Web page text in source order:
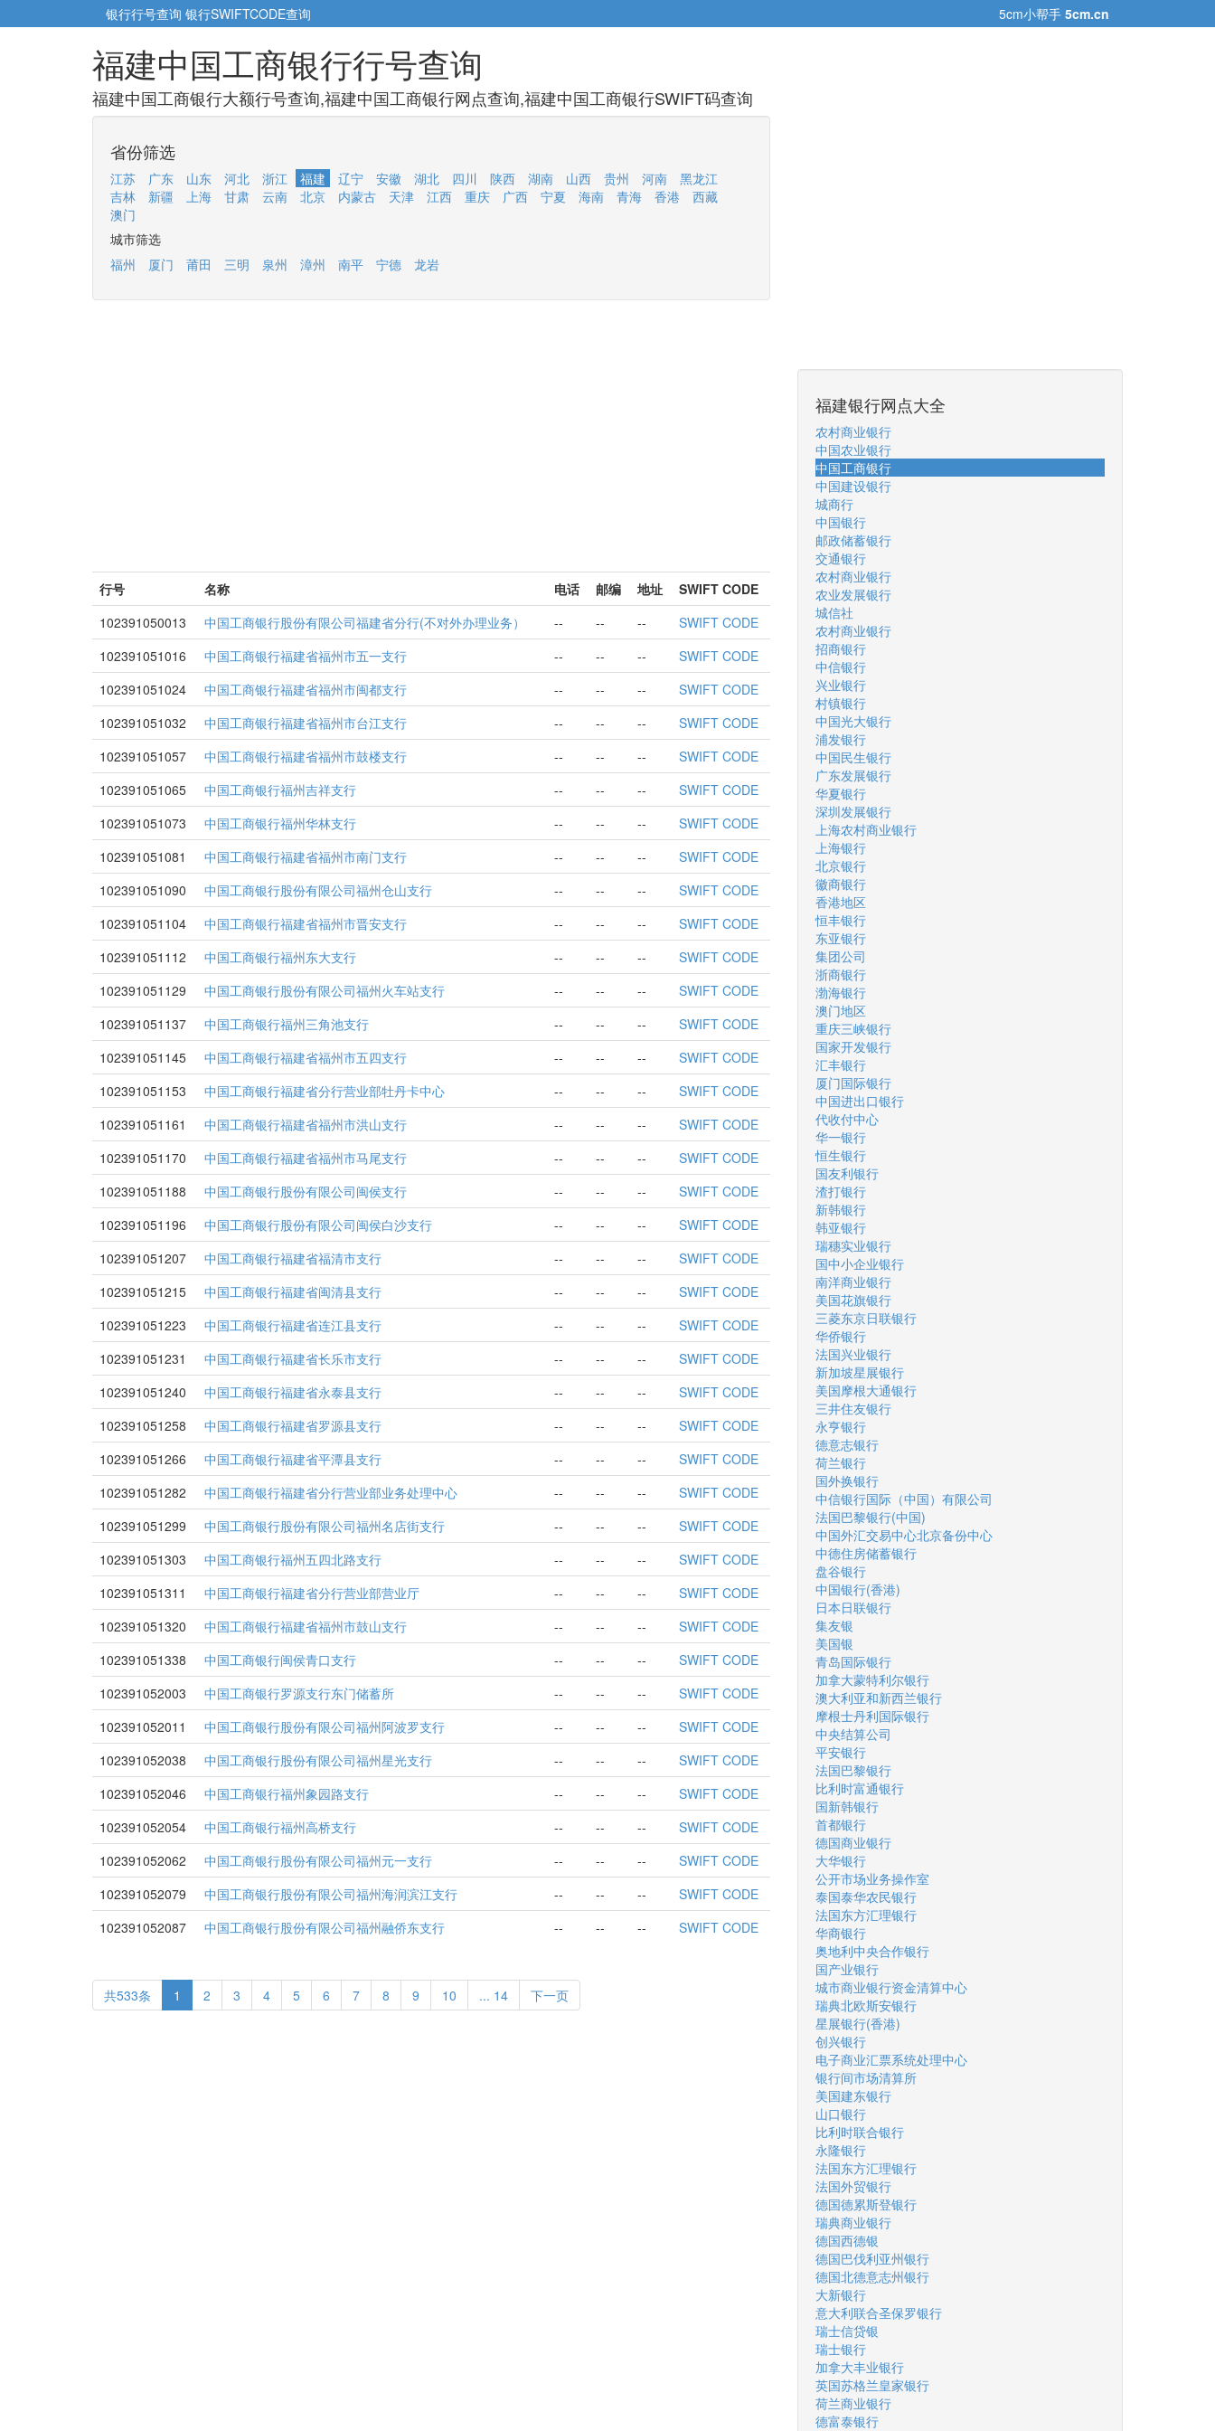
银行行号查询 银行SWIFTCODE查询 5cm小帮手 5cm.cn
福建中国工商银行行号查询
福建中国工商银行大额行号查询,福建中国工商银行网点查询,福建中国工商银行SWIFT码查询
省份筛选
江苏 广东 山东 河北 浙江 福建 辽宁 安徽 湖北 四川 陕西 湖南 山西 贵州 河南
黑龙江
吉林
新疆 上海 甘肃 云南 北京 内蒙古 天津 江西 重庆 广西 宁夏 海南 青海 香港
西藏
澳门
城市筛选
福州
厦门 莆田 三明 泉州 漳州 南平 宁德 龙岩
行号 名称 电话 邮编 地址
SWIFT CODE
102391050013
中国工商银行股份有限公司福建省分行(不对外办理业务） -- -- --
SWIFT CODE
102391051016
中国工商银行福建省福州市五一支行 -- -- --
SWIFT CODE
102391051024
中国工商银行福建省福州市闽都支行 -- -- --
SWIFT CODE
102391051032
中国工商银行福建省福州市台江支行 -- -- --
SWIFT CODE
102391051057
中国工商银行福建省福州市鼓楼支行 -- -- --
SWIFT CODE
102391051065
中国工商银行福州吉祥支行 -- -- --
SWIFT CODE
102391051073
中国工商银行福州华林支行 -- -- --
SWIFT CODE
102391051081
中国工商银行福建省福州市南门支行 -- -- --
SWIFT CODE
102391051090
中国工商银行股份有限公司福州仓山支行 -- -- --
SWIFT CODE
102391051104
中国工商银行福建省福州市晋安支行 -- -- --
SWIFT CODE
102391051112
中国工商银行福州东大支行 -- -- --
SWIFT CODE
102391051129
中国工商银行股份有限公司福州火车站支行 -- -- --
SWIFT CODE
102391051137
中国工商银行福州三角池支行 -- -- --
SWIFT CODE
102391051145
中国工商银行福建省福州市五四支行 -- -- --
SWIFT CODE
102391051153
中国工商银行福建省分行营业部牡丹卡中心 -- -- --
SWIFT CODE
102391051161
中国工商银行福建省福州市洪山支行 -- -- --
SWIFT CODE
102391051170
中国工商银行福建省福州市马尾支行 -- -- --
SWIFT CODE
102391051188
中国工商银行股份有限公司闽侯支行 -- -- --
SWIFT CODE
102391051196
中国工商银行股份有限公司闽侯白沙支行 -- -- --
SWIFT CODE
102391051207
中国工商银行福建省福清市支行 -- -- --
SWIFT CODE
102391051215
中国工商银行福建省闽清县支行 -- -- --
SWIFT CODE
102391051223
中国工商银行福建省连江县支行 -- -- --
SWIFT CODE
102391051231
中国工商银行福建省长乐市支行 -- -- --
SWIFT CODE
102391051240
中国工商银行福建省永泰县支行 -- -- --
SWIFT CODE
102391051258
中国工商银行福建省罗源县支行 -- -- --
SWIFT CODE
102391051266
中国工商银行福建省平潭县支行 -- -- --
SWIFT CODE
102391051282
中国工商银行福建省分行营业部业务处理中心 -- -- --
SWIFT CODE
102391051299
中国工商银行股份有限公司福州名店街支行 -- -- --
SWIFT CODE
102391051303
中国工商银行福州五四北路支行 -- -- --
SWIFT CODE
102391051311
中国工商银行福建省分行营业部营业厅 -- -- --
SWIFT CODE
102391051320
中国工商银行福建省福州市鼓山支行 -- -- --
SWIFT CODE
102391051338
中国工商银行闽侯青口支行 -- -- --
SWIFT CODE
102391052003
中国工商银行罗源支行东门储蓄所 -- -- --
SWIFT CODE
102391052011
中国工商银行股份有限公司福州阿波罗支行 -- -- --
SWIFT CODE
102391052038
中国工商银行股份有限公司福州星光支行 -- -- --
SWIFT CODE
102391052046
中国工商银行福州象园路支行 -- -- --
SWIFT CODE
102391052054
中国工商银行福州高桥支行 -- -- --
SWIFT CODE
102391052062
中国工商银行股份有限公司福州元一支行 -- -- --
SWIFT CODE
102391052079
中国工商银行股份有限公司福州海润滨江支行 -- -- --
SWIFT CODE
102391052087
中国工商银行股份有限公司福州融侨东支行 -- -- -- SWIFT CODE
共533条 1 2 3 4 5 6 7 8 9 10 ... 14 下一页
福建银行网点大全
农村商业银行
中国农业银行
中国工商银行
中国建设银行
城商行
中国银行
邮政储蓄银行
交通银行
农村商业银行
农业发展银行
城信社
农村商业银行
招商银行
中信银行
兴业银行
村镇银行
中国光大银行
浦发银行
中国民生银行
广东发展银行
华夏银行
深圳发展银行
上海农村商业银行
上海银行
北京银行
徽商银行
香港地区
恒丰银行
东亚银行
集团公司
浙商银行
渤海银行
澳门地区
重庆三峡银行
国家开发银行
汇丰银行
厦门国际银行
中国进出口银行
代收付中心
华一银行
恒生银行
国友利银行
渣打银行
新韩银行
韩亚银行
瑞穗实业银行
国中小企业银行
南洋商业银行
美国花旗银行
三菱东京日联银行
华侨银行
法国兴业银行
新加坡星展银行
美国摩根大通银行
三井住友银行
永亨银行
德意志银行
荷兰银行
国外换银行
中信银行国际（中国）有限公司
法国巴黎银行(中国)
中国外汇交易中心北京备份中心
中德住房储蓄银行
盘谷银行
中国银行(香港)
日本日联银行
集友银
美国银
青岛国际银行
加拿大蒙特利尔银行
澳大利亚和新西兰银行
摩根士丹利国际银行
中央结算公司
平安银行
法国巴黎银行
比利时富通银行
国新韩银行
首都银行
德国商业银行
大华银行
公开市场业务操作室
泰国泰华农民银行
法国东方汇理银行
华商银行
奥地利中央合作银行
国产业银行
城市商业银行资金清算中心
瑞典北欧斯安银行
星展银行(香港)
创兴银行
电子商业汇票系统处理中心
银行间市场清算所
美国建东银行
山口银行
比利时联合银行
永隆银行
法国东方汇理银行
法国外贸银行
德国德累斯登银行
瑞典商业银行
德国西德银
德国巴伐利亚州银行
德国北德意志州银行
大新银行
意大利联合圣保罗银行
瑞士信贷银
瑞士银行
加拿大丰业银行
英国苏格兰皇家银行
荷兰商业银行
德富泰银行